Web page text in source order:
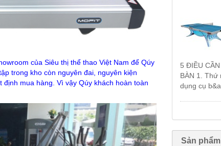
của Siêu thị thể thao Việt Nam để Qúy
trong kho còn nguyên đai, nguyên kiện
mua hàng. Vì vậy Qúy khách hoàn toàn
5 ĐIỀU
BÀN 1. Thứ
dụng cụ
Sản